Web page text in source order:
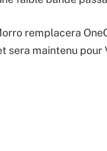
remplacera
sera maintenu pour